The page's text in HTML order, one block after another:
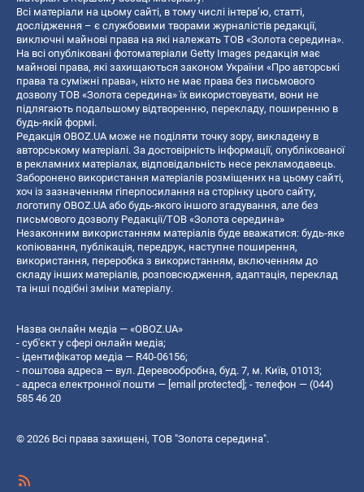
Всі матеріали на цьому сайті, в тому числі інтерв’ю, статті,
дослідження – є службовими творами журналістів редакції,
виключні майнові права на які належать ТОВ «Золота середина».
На всі опубліковані фотоматеріали Getty Images редакція має
майнові права, які захищаються законом України «Про авторські
права та суміжні права», ніхто не має права без письмового
дозволу ТОВ «Золота середина» їх використовувати, вони не
підлягають подальшому відтворенню, перекладу, поширенню в
будь-якій формі.
Редакція OBOZ.UA може не поділяти точку зору, викладену в
авторському матеріалі. За достовірність інформації, опублікованої
в рекламних матеріалах, відповідальність несе рекламодавець.
Заборонено використання матеріалів розміщених на цьому сайті,
хоч із зазначенням гіперпосилання на сторінку цього сайту,
логотипу OBOZ.UA або будь-якого іншого згадування, але без
письмового дозволу Редакції/ТОВ «Золота середина»
Незаконним використанням матеріалів буде вважатися: будь-яке
копiювання, публiкацiя, передрук, наступне поширення,
використання, переробка з використанням, включенням до
складу інших матеріалів, розповсюдження, адаптація, переклад
та інші подібні зміни матеріалу.
Назва онлайн медіа — «OBOZ.UA»
- суб'єкт у сфері онлайн медіа;
- ідентифікатор медіа — R40-06156;
- поштова адреса — вул. Деревообробна, буд. 7, м. Київ, 01013;
- адреса електронної пошти — [email protected]; - телефон — (044)
585 46 20
© 2026 Всі права захищені, ТОВ "Золота середина".